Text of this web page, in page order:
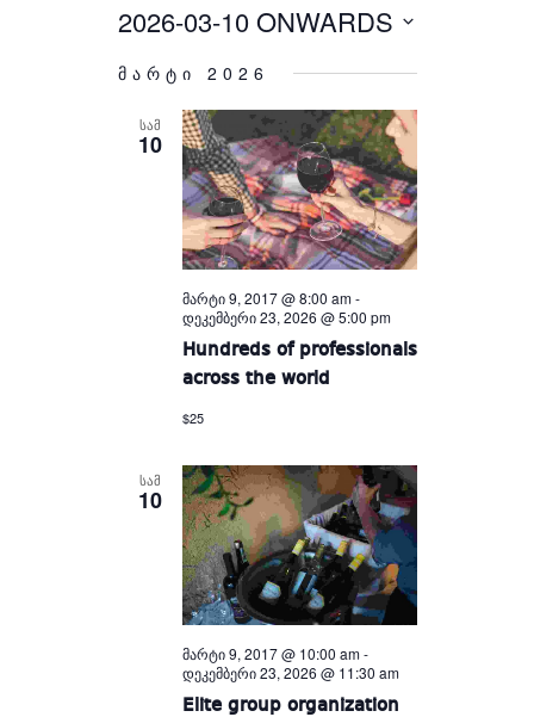
Views
Navigation
Navigation
2026-03-10 ONWARDS
Select
მარტი 2026
ᲡᲐᲛ
10
მარტი 9, 2017 @ 8:00 am-
დეკემბერი 23, 2026 @ 5:00 pm
Hundreds of professionals
across the world
$25
ᲡᲐᲛ
10
მარტი 9, 2017 @ 10:00 am-
დეკემბერი 23, 2026 @ 11:30 am
Elite group organization